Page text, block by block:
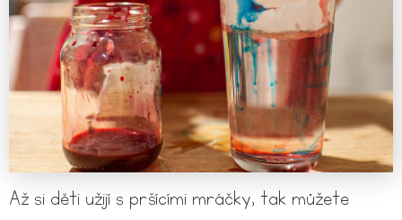
Až si děti užijí s pršícími mráčky, tak můžete